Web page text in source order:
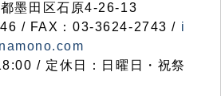
墨田区石原4-26-13
/ FAX：03-3624-2743 / i
/ 定休日：日曜日・祝祭